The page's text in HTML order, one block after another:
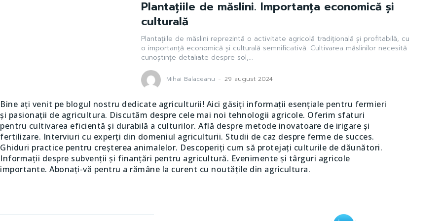
Plantațiile de măslini. Importanța economică și
culturală
Plantațiile de măslini reprezintă o activitate agricolă tradițională și profitabilă, cu
o importanță economică și culturală semnificativă. Cultivarea măslinilor necesită
cunoștințe detaliate despre sol,...
Mihai Balaceanu - 29 august 2024
Bine ați venit pe blogul nostru dedicate agriculturii! Aici găsiți informații esențiale pentru fermieri
și pasionații de agricultura. Discutăm despre cele mai noi tehnologii agricole. Oferim sfaturi
pentru cultivarea eficientă și durabilă a culturilor. Află despre metode inovatoare de irigare și
fertilizare. Interviuri cu experți din domeniul agriculturii. Studii de caz despre ferme de succes.
Ghiduri practice pentru creșterea animalelor. Descoperiți cum să protejați culturile de dăunători.
Informații despre subvenții și finanțări pentru agricultură. Evenimente și târguri agricole
importante. Abonați-vă pentru a rămâne la curent cu noutățile din agricultura.